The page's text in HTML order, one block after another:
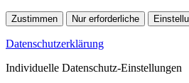
Zustimmen Nur erforderliche
Datenschutzerklärung
Individuelle Datenschutz-Einstellungen